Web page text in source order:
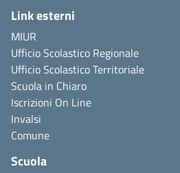
Link esterni
MIUR
Ufficio Scolastico Regionale
Ufficio Scolastico Territoriale
Scuola in Chiaro
Iscrizioni On Line
Invalsi
Comune
Scuola